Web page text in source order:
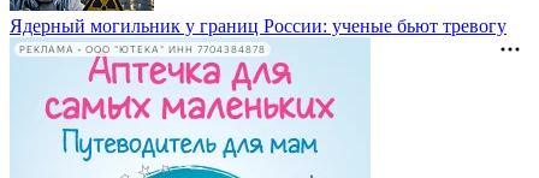
Ядерный могильник у границ России: ученые бьют тревогу
РЕКЛАМА • ООО "ЮТЕКА" ИНН 7704384878